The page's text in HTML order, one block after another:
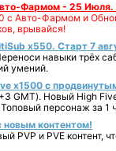
Фармом - 25
с Авто-Фармом и
врывайся!
x550. Старт 7
навыки трёх
умений.
x1500 с
GMT). Новый High
персонаж за 1
новым контентом!
PVP и PVE контент,